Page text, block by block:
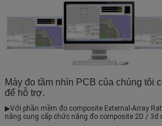
Máy đo tầm nhìn PCB của chúng tôi
để hỗ trợ.
▶Với phần mềm đo composite External-Array
năng cung cấp chức năng đo composite 2D / 3d